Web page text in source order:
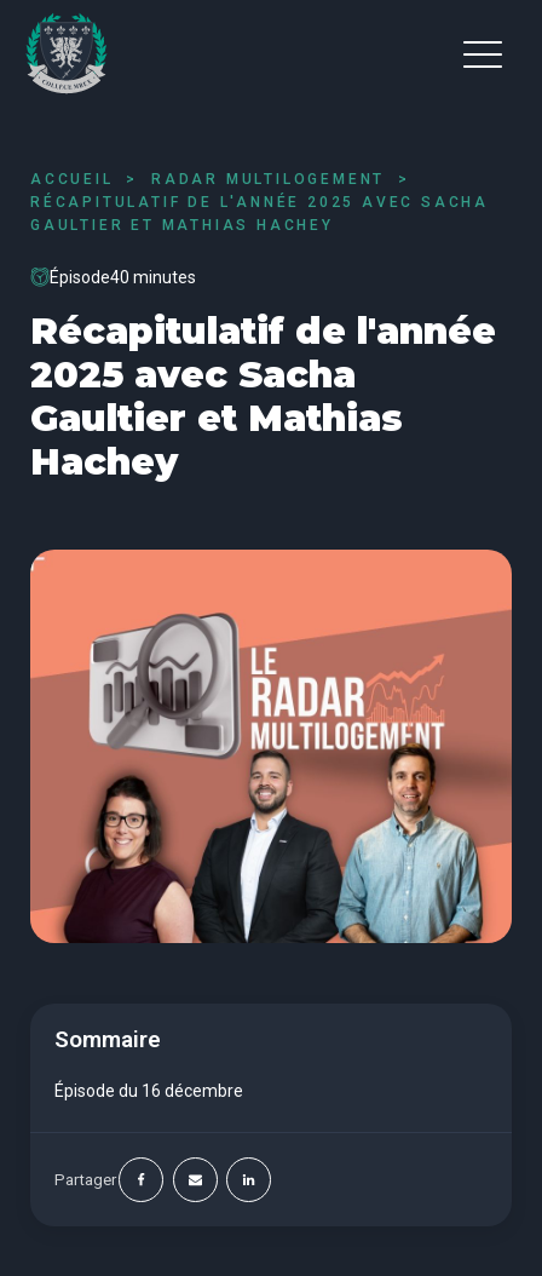
ACCUEIL
RADAR MULTILOGEMENT
RÉCAPITULATIF DE L'ANNÉE 2025 AVEC SACHA
GAULTIER ET MATHIAS HACHEY
Épisode40 minutes
Récapitulatif de l'année
2025 avec Sacha
Gaultier et Mathias
Hachey
Sommaire
Épisode du 16 décembre
Partager